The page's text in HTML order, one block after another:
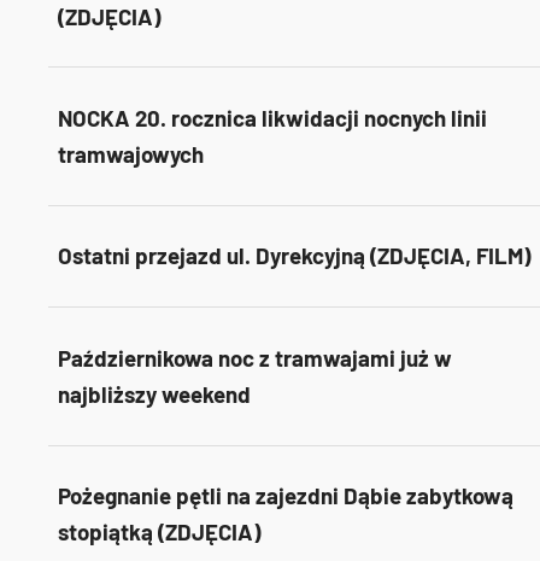
(ZDJĘCIA)
NOCKA 20. rocznica likwidacji nocnych linii
tramwajowych
Ostatni przejazd ul. Dyrekcyjną (ZDJĘCIA, FILM)
Październikowa noc z tramwajami już w
najbliższy weekend
Pożegnanie pętli na zajezdni Dąbie zabytkową
stopiątką (ZDJĘCIA)